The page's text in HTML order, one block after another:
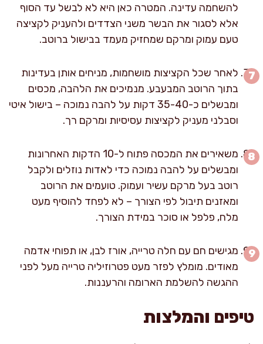
להשחמה עדינה. המטרה כאן היא לא לבשל עד הסוף
אלא לסגור את הבשר משני הצדדים ולהעניק לקציצה
טעם עמוק ומרקם שמחזיק מעמד בבישול ברוטב.
לאחר שכל הקציצות מושחמות, מניחים אותן בעדינות
בתוך הרוטב המבעבע. מנמיכים את הלהבה, מכסים
ומבשלים כ-35-40 דקות על להבה נמוכה – בישול איטי
וסבלני מעניק לקציצות עסיסיות ומרקם רך.
משאירים את המכסה פתוח ל-10 הדקות האחרונות
ומבשלים על להבה נמוכה כדי לאדות נוזלים ולקבל
רוטב בעל מרקם עשיר ועמוק. טועמים את הרוטב
ומאזנים תיבול לפי הצורך – לא לפחד להוסיף מעט
מלח, פלפל או סוכר במידת הצורך.
מגישים חם עם חלה טרייה, אורז לבן, או תפוחי אדמה
מאודים. מומלץ לפזר מעט פטרוזיליה טרייה מעל לפני
ההגשה להשלמת הארומה והרעננות.
טיפים והמלצות